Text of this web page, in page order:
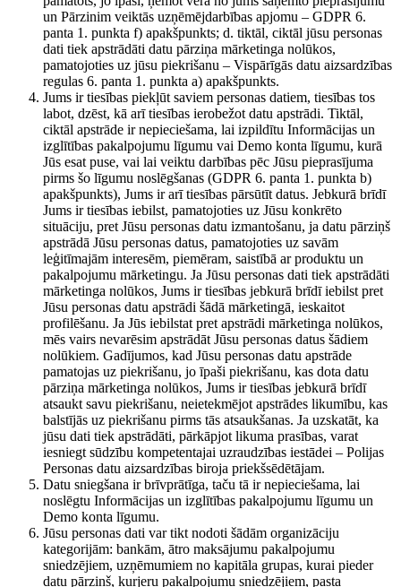
un Pārzinim veiktās uzņēmējdarbības apjomu – GDPR 6.
panta 1. punkta f) apakšpunkts; d. tiktāl, ciktāl jūsu personas
dati tiek apstrādāti datu pārziņa mārketinga nolūkos,
pamatojoties uz jūsu piekrišanu – Vispārīgās datu aizsardzības
regulas 6. panta 1. punkta a) apakšpunkts.
Jums ir tiesības piekļūt saviem personas datiem, tiesības tos
labot, dzēst, kā arī tiesības ierobežot datu apstrādi. Tiktāl,
ciktāl apstrāde ir nepieciešama, lai izpildītu Informācijas un
izglītības pakalpojumu līgumu vai Demo konta līgumu, kurā
Jūs esat puse, vai lai veiktu darbības pēc Jūsu pieprasījuma
pirms šo līgumu noslēgšanas (GDPR 6. panta 1. punkta b)
apakšpunkts), Jums ir arī tiesības pārsūtīt datus. Jebkurā brīdī
Jums ir tiesības iebilst, pamatojoties uz Jūsu konkrēto
situāciju, pret Jūsu personas datu izmantošanu, ja datu pārziņš
apstrādā Jūsu personas datus, pamatojoties uz savām
leģitīmajām interesēm, piemēram, saistībā ar produktu un
pakalpojumu mārketingu. Ja Jūsu personas dati tiek apstrādāti
mārketinga nolūkos, Jums ir tiesības jebkurā brīdī iebilst pret
Jūsu personas datu apstrādi šādā mārketingā, ieskaitot
profilēšanu. Ja Jūs iebilstat pret apstrādi mārketinga nolūkos,
mēs vairs nevarēsim apstrādāt Jūsu personas datus šādiem
nolūkiem. Gadījumos, kad Jūsu personas datu apstrāde
pamatojas uz piekrišanu, jo īpaši piekrišanu, kas dota datu
pārziņa mārketinga nolūkos, Jums ir tiesības jebkurā brīdī
atsaukt savu piekrišanu, neietekmējot apstrādes likumību, kas
balstījās uz piekrišanu pirms tās atsaukšanas. Ja uzskatāt, ka
jūsu dati tiek apstrādāti, pārkāpjot likuma prasības, varat
iesniegt sūdzību kompetentajai uzraudzības iestādei – Polijas
Personas datu aizsardzības biroja priekšsēdētājam.
Datu sniegšana ir brīvprātīga, taču tā ir nepieciešama, lai
noslēgtu Informācijas un izglītības pakalpojumu līgumu un
Demo konta līgumu.
Jūsu personas dati var tikt nodoti šādām organizāciju
kategorijām: bankām, ātro maksājumu pakalpojumu
sniedzējiem, uzņēmumiem no kapitāla grupas, kurai pieder
datu pārziņš, kurjeru pakalpojumu sniedzējiem, pasta